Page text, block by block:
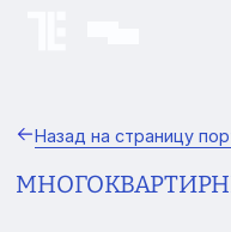
Назад на страницу